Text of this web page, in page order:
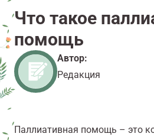
Что такое
помощь
Автор:
Редакция
Паллиативная помощь – это